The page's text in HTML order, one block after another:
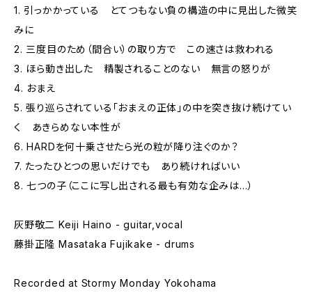
1. 引っかかっている とてつもない負の構造の中に見出した微笑
みに
2. 三度目のため（間合い）の取り方で この速さは救われる
3. ほら動き出した 精製されることのない 無言の怒りが
4. おまえ
5. 張り巡らされている「おまえの正体」の中を突き抜け続けてい
く あきらめない本性が
6. HARDを何十乗させたら光の粒が降り注ぐのか？
7. たったひとつの思いだけでも あり続ければいい
8. 七つの子（ここに写し出される最も有効な企みは…）
灰野敬二 Keiji Haino - guitar,vocal
藤掛正隆 Masataka Fujikake - drums
Recorded at Stormy Monday Yokohama